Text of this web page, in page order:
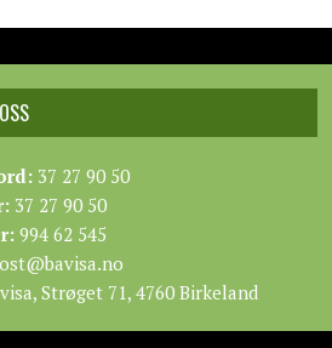
37 27 90 50
37 27 90 50
994 62 545
Strøget 71, 4760 Birkeland